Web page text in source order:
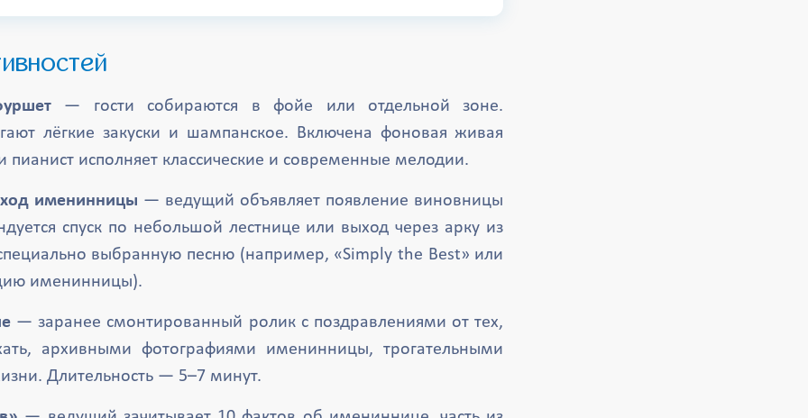
— гости собираются в фойе или отдельной зоне.
лёгкие закуски и шампанское. Включена фоновая живая
пианист исполняет классические и современные мелодии.
именинницы — ведущий объявляет появление виновницы
спуск по небольшой лестнице или выход через арку из
выбранную песню (например, «Simply the Best» или
именинницы).
— заранее смонтированный ролик с поздравлениями от тех,
архивными фотографиями именинницы, трогательными
Длительность — 5–7 минут.